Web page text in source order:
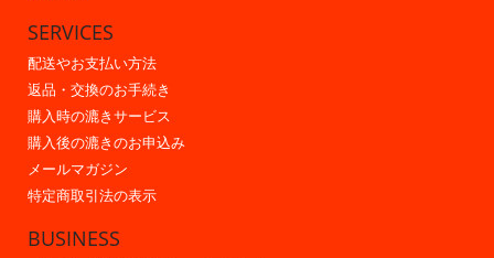
SERVICES
配送やお支払い方法
返品・交換のお手続き
購入時の漉きサービス
購入後の漉きのお申込み
メールマガジン
特定商取引法の表示
BUSINESS